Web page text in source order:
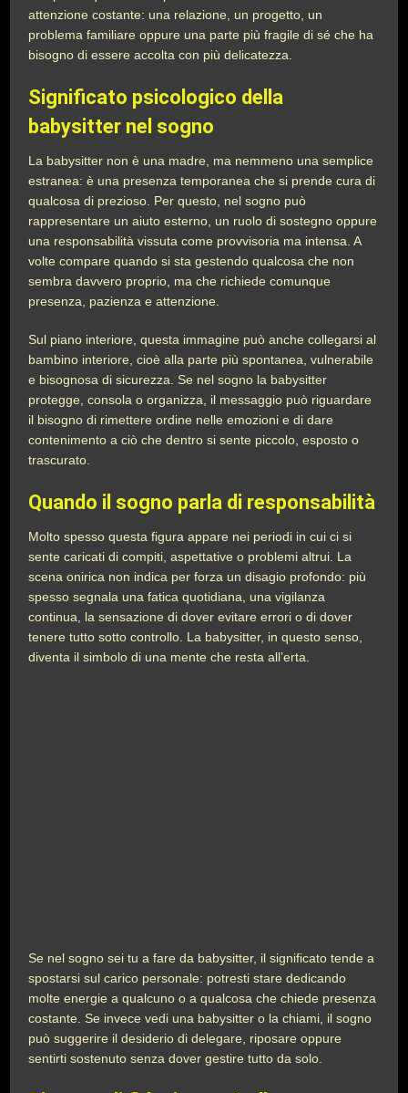
attenzione costante: una relazione, un progetto, un
problema familiare oppure una parte più fragile di sé che ha
bisogno di essere accolta con più delicatezza.
Significato psicologico della
babysitter nel sogno
La babysitter non è una madre, ma nemmeno una semplice
estranea: è una presenza temporanea che si prende cura di
qualcosa di prezioso. Per questo, nel sogno può
rappresentare un aiuto esterno, un ruolo di sostegno oppure
una responsabilità vissuta come provvisoria ma intensa. A
volte compare quando si sta gestendo qualcosa che non
sembra davvero proprio, ma che richiede comunque
presenza, pazienza e attenzione.
Sul piano interiore, questa immagine può anche collegarsi al
bambino interiore, cioè alla parte più spontanea, vulnerabile
e bisognosa di sicurezza. Se nel sogno la babysitter
protegge, consola o organizza, il messaggio può riguardare
il bisogno di rimettere ordine nelle emozioni e di dare
contenimento a ciò che dentro si sente piccolo, esposto o
trascurato.
Quando il sogno parla di responsabilità
Molto spesso questa figura appare nei periodi in cui ci si
sente caricati di compiti, aspettative o problemi altrui. La
scena onirica non indica per forza un disagio profondo: più
spesso segnala una fatica quotidiana, una vigilanza
continua, la sensazione di dover evitare errori o di dover
tenere tutto sotto controllo. La babysitter, in questo senso,
diventa il simbolo di una mente che resta all’erta.
Se nel sogno sei tu a fare da babysitter, il significato tende a
spostarsi sul carico personale: potresti stare dedicando
molte energie a qualcuno o a qualcosa che chiede presenza
costante. Se invece vedi una babysitter o la chiami, il sogno
può suggerire il desiderio di delegare, riposare oppure
sentirti sostenuto senza dover gestire tutto da solo.